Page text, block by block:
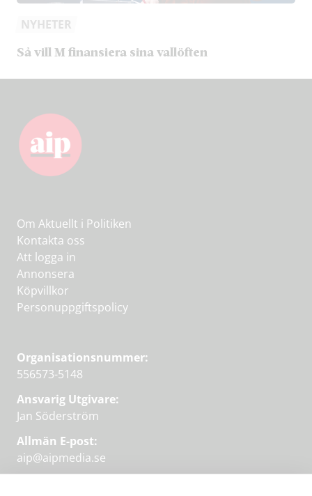
NYHETER
Så vill M finansiera sina vallöften
Om Aktuellt i Politiken
Kontakta oss
Att logga in
Annonsera
Köpvillkor
Personuppgiftspolicy
Organisationsnummer:
556573-5148
Ansvarig Utgivare:
Jan Söderström
Allmän E-post:
aip@aipmedia.se